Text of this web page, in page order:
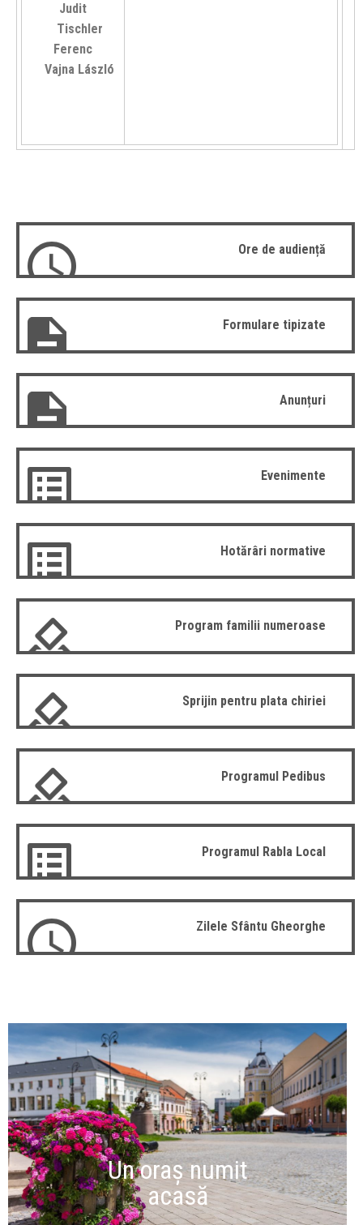
Judit
Tischler
Ferenc
Vajna László
Ore de audiență
Formulare tipizate
Anunțuri
Evenimente
Hotărâri normative
Program familii numeroase
Sprijin pentru plata chiriei
Programul Pedibus
Programul Rabla Local
Zilele Sfântu Gheorghe
Un oraș numit
acasă